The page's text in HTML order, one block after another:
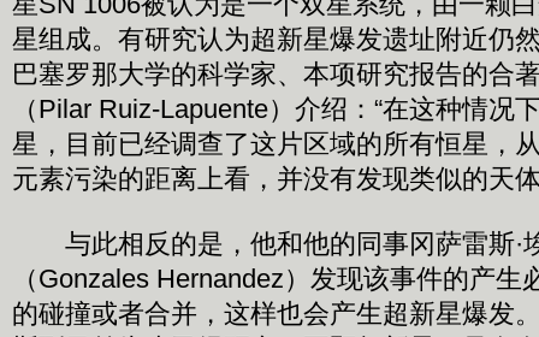
星组成。有研究认为超新星爆发遗址附近仍
巴塞罗那大学的科学家、本项研究报告的合
（Pilar Ruiz-Lapuente）介绍：“在这种情况
星，目前已经调查了这片区域的所有恒星，
元素污染的距离上看，并没有发现类似的天
与此相反的是，他和他的同事冈萨雷斯·
（Gonzales Hernandez）发现该事件的产生
的碰撞或者合并，这样也会产生超新星爆发